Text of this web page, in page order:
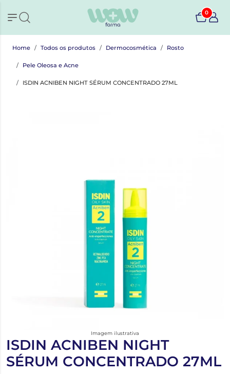
0
Home Todos os produtos Dermocosmética Rosto
Pele Oleosa e Acne
ISDIN ACNIBEN NIGHT SÉRUM CONCENTRADO 27ML
Imagem ilustrativa
ISDIN ACNIBEN NIGHT
SÉRUM CONCENTRADO 27ML